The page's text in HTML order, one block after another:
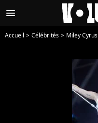
menu
Accueil Célébrités Miley Cyrus